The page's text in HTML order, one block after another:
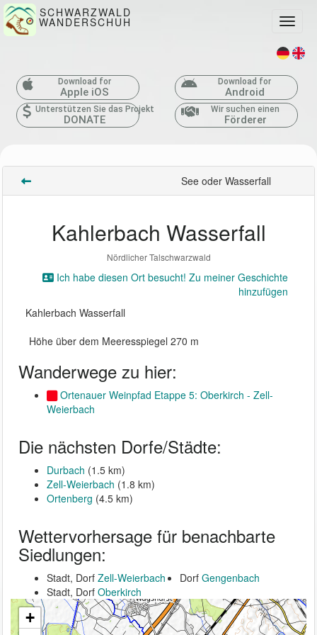
SCHWARZWALD
WANDERSCHUH
Download for
Apple iOS
Download for
Android
Unterstützen Sie das Projekt
DONATE
Wir suchen einen
Förderer
See oder Wasserfall
Kahlerbach Wasserfall
Nördlicher Talschwarzwald
Ich habe diesen Ort besucht! Zu meiner Geschichte
hinzufügen
Kahlerbach Wasserfall
Höhe über dem Meeresspiegel 270 m
Wanderwege zu hier:
Ortenauer Weinpfad Etappe 5: Oberkirch - Zell-
Weierbach
Die nächsten Dorfe/Städte:
Durbach (1.5 km)
Zell-Weierbach (1.8 km)
Ortenberg (4.5 km)
Wettervorhersage für benachbarte
Siedlungen:
Stadt, Dorf Zell-Weierbach Dorf Gengenbach
Stadt, Dorf Oberkirch
+